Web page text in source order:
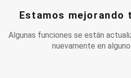
Estamos mejorando
Algunas funciones se están
nuevamente en